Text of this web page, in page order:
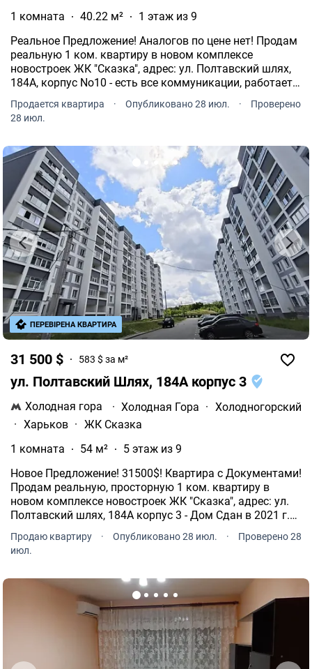
1 комната 40.22 м²
1 этаж из 9
Реальное Предложение! Аналогов по цене нет! Продам
реальную 1 ком. квартиру в новом комплексе
новостроек ЖК "Сказка", адрес: ул. Полтавский шлях,
184А, корпус No10 - есть все коммуникации, работает
г. Харькова - Жилстрой-1.
Продается квартира · Опубликовано 28 июл. ·
Проверено
28 июл.
31 500 $ 583 $ за м²
ул. Полтавский Шлях, 184А корпус 3
Холодная гора · Холодная Гора · Холодногорский
· Харьков · ЖК Сказка
1 комната
54 м²
5 этаж из 9
Новое Предложение! 31500$! Квартира с Документами!
Продам реальную, просторную 1 ком. квартиру в
новом комплексе новостроек ЖК "Сказка", адрес: ул.
Полтавский шлях, 184А корпус 3 - Дом Сдан в 2021 г.
Заселен и обжит, работает лифт. Самый надежный
Застройщик г. Харькова - Жилстрой-1.
Продаю квартиру · Опубликовано 28 июл. ·
Проверено 28
июл.
ПЕРЕВІРЕНА КВАРТИРА